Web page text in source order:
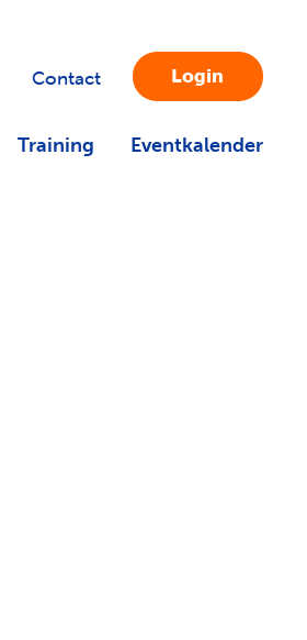
Training Eventkalender
Contact Login